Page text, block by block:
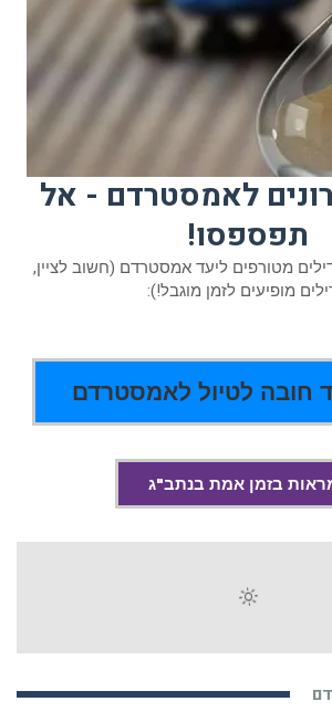
לאמסטרדם - אל
תפספסו!
מתעדכן ב-9 דילים מטורפים ליעד אמסטרדם (חשוב לציין,
מופיעים לזמן מוגבל!):
חובה לטיול לאמסטרדם
בזמן אמת בנתב"ג